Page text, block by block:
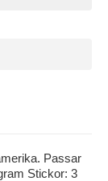
Passar
Stickor: 3